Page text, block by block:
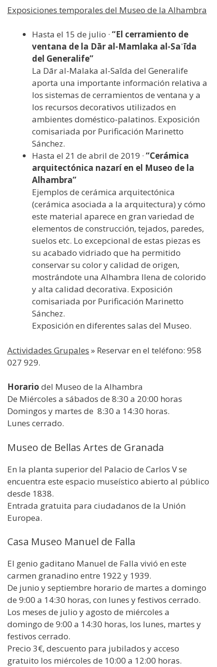
Exposiciones temporales del Museo de la Alhambra
Hasta el 15 de julio · “El cerramiento de
ventana de la Dār al-Mamlaka al-Sa῾īda
del Generalife”
La Dār al-Malaka al-Saīda del Generalife
aporta una importante información relativa a
los sistemas de cerramientos de ventana y a
los recursos decorativos utilizados en
ambientes doméstico-palatinos. Exposición
comisariada por Purificación Marinetto
Sánchez.
Hasta el 21 de abril de 2019 · “Cerámica
arquitectónica nazarí en el Museo de la
Alhambra”
Ejemplos de cerámica arquitectónica
(cerámica asociada a la arquitectura) y cómo
este material aparece en gran variedad de
elementos de construcción, tejados, paredes,
suelos etc. Lo excepcional de estas piezas es
su acabado vidriado que ha permitido
conservar su color y calidad de origen,
mostrándote una Alhambra llena de colorido
y alta calidad decorativa. Exposición
comisariada por Purificación Marinetto
Sánchez.
Exposición en diferentes salas del Museo.
Actividades Grupales » Reservar en el teléfono: 958
027 929.
Horario del Museo de la Alhambra
De Miércoles a sábados de 8:30 a 20:00 horas
Domingos y martes de 8:30 a 14:30 horas.
Lunes cerrado.
Museo de Bellas Artes de Granada
En la planta superior del Palacio de Carlos V se
encuentra este espacio museístico abierto al público
desde 1838.
Entrada gratuita para ciudadanos de la Unión
Europea.
Casa Museo Manuel de Falla
El genio gaditano Manuel de Falla vivió en este
carmen granadino entre 1922 y 1939.
De junio y septiembre horario de martes a domingo
de 9:00 a 14:30 horas, con lunes y festivos cerrado.
Los meses de julio y agosto de miércoles a
domingo de 9:00 a 14:30 horas, los lunes, martes y
festivos cerrado.
Precio 3€, descuento para jubilados y acceso
gratuito los miércoles de 10:00 a 12:00 horas.